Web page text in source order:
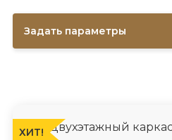
Задать параметры
ХИТ!